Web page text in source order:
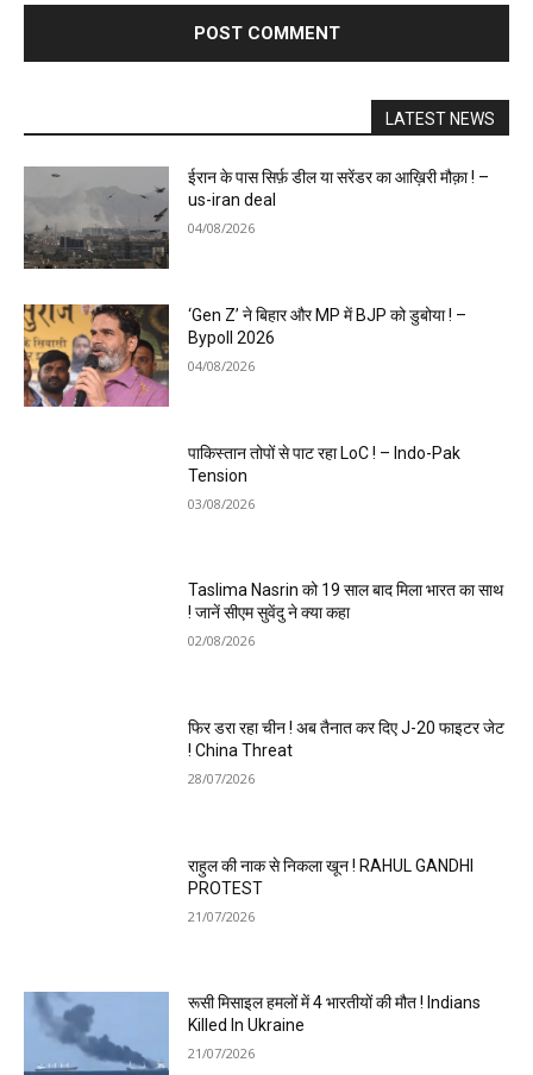
LATEST NEWS
ईरान के पास सिर्फ़ डील या सरेंडर का आख़िरी मौक़ा ! –
us-iran deal
04/08/2026
‘Gen Z’ ने बिहार और MP में BJP को डुबोया ! –
Bypoll 2026
04/08/2026
पाकिस्तान तोपों से पाट रहा LoC ! – Indo-Pak
Tension
03/08/2026
Taslima Nasrin को 19 साल बाद मिला भारत का साथ
! जानें सीएम सुवेंदु ने क्या कहा
02/08/2026
फिर डरा रहा चीन ! अब तैनात कर दिए J-20 फाइटर जेट
! China Threat
28/07/2026
राहुल की नाक से निकला खून ! RAHUL GANDHI
PROTEST
21/07/2026
रूसी मिसाइल हमलों में 4 भारतीयों की मौत ! Indians
Killed In Ukraine
21/07/2026